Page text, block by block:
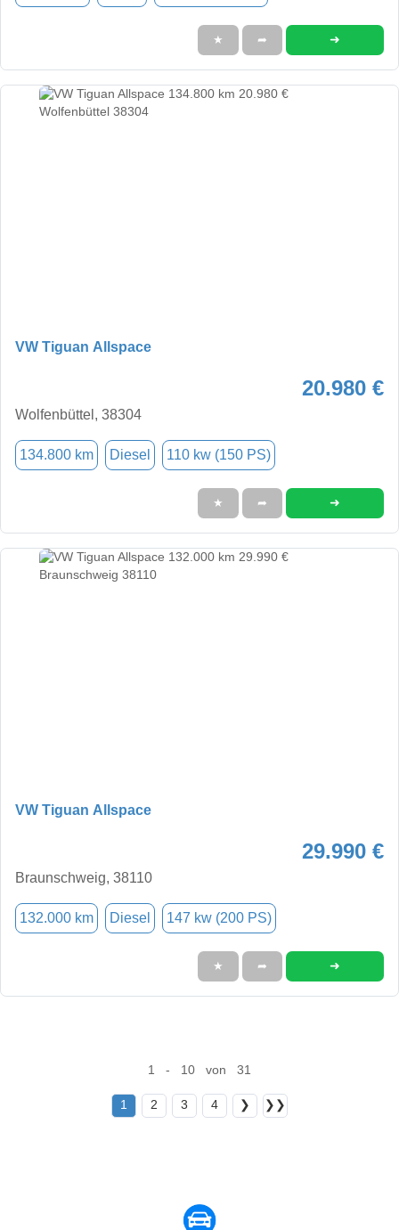
★ ➦ ➜
VW Tiguan Allspace
20.980 €
Wolfenbüttel, 38304
134.800 km Diesel 110 kw (150 PS)
★ ➦ ➜
VW Tiguan Allspace
29.990 €
Braunschweig, 38110
132.000 km Diesel 147 kw (200 PS)
★ ➦ ➜
1 - 10 von 31
1 2 3 4 ❯ ❯❯